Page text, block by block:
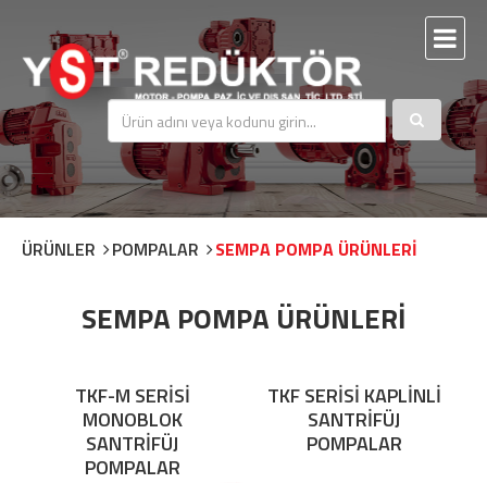
ÜRÜNLER POMPALAR SEMPA POMPA ÜRÜNLERİ
SEMPA POMPA ÜRÜNLERİ
TKF-M SERİSİ
MONOBLOK
SANTRİFÜJ
POMPALAR
TKF SERİSİ KAPLİNLİ
SANTRİFÜJ
POMPALAR